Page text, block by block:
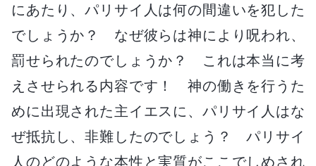
にあたり、パリサイ人は何の間違いを犯した
でしょうか？ なぜ彼らは神により呪われ、
罰せられたのでしょうか？ これは本当に考
えさせられる内容です！ 神の働きを行うた
めに出現された主イエスに、パリサイ人はな
ぜ抵抗し、非難したのでしょう？ パリサイ
人のどのような本性と実質がここでしめされ